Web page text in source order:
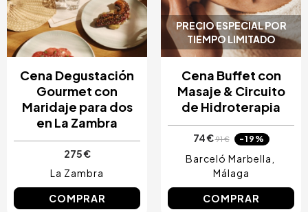
Cena Degustación
Gourmet con
Maridaje para dos
en La Zambra
275 €
La Zambra
COMPRAR
PRECIO ESPECIAL POR
TIEMPO LIMITADO
Cena Buffet con
Masaje & Circuito
de Hidroterapia
74 €91 € -19%
Barceló Marbella
Málaga
COMPRAR